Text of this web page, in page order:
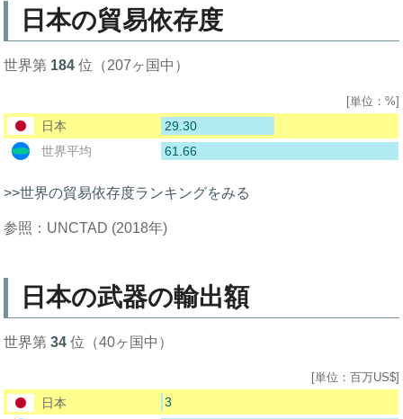
日本の貿易依存度
世界第 184 位（207ヶ国中）
[単位：%]
日本
29.30
世界平均
61.66
>>世界の貿易依存度ランキングをみる
参照：UNCTAD (2018年)
日本の武器の輸出額
世界第34 位（40ヶ国中）
[単位：百万US$]
日本
3